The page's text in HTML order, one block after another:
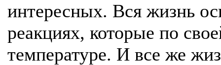
интересных. Вся жизнь
реакциях, которые по
температуре. И все же